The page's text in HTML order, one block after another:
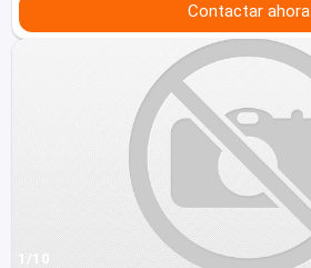
Contactar ahora
1/10